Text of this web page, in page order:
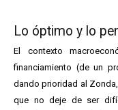
Lo óptimo y lo
El contexto
financiamiento (de un
dando prioridad al
que no deje de ser